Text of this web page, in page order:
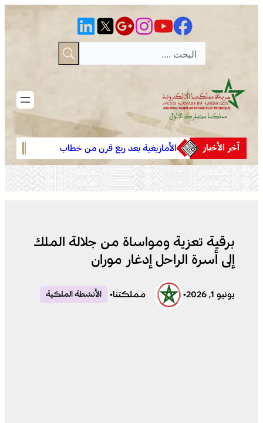
آخر الأخبارلمهرجان
مميز
الأمازيغية بعد ربع قرن من خطاب
أجدير”.. مهرجان “تيفاوين” بتافراوت
يناقش الحصيلة ورهانات المستقبل
برقية تعزية ومواساة من جلالة الملك
إلى أسرة الراحل إدغار موران
يونيو 1, 2026 • مملكتنا• الأنشطة الملكية